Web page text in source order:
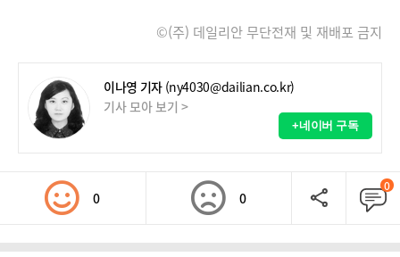
©(주) 데일리안 무단전재 및 재배포 금지
이나영 기자 (ny4030@dailian.co.kr)
기사 모아 보기 >
+네이버 구독
0 0
0